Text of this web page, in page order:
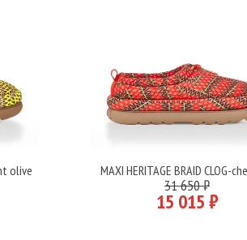
olive Подробнее
MAXI HERITAGE BRAID CLOG-
31 650 ₽
15 015 ₽